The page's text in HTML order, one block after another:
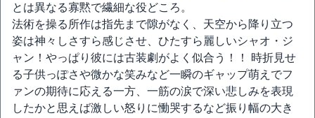
とは異なる寡黙で繊細な役どころ。
法術を操る所作は指先まで隙がなく、天空から降り立つ
姿は神々しさすら感じさせ、ひたすら麗しいシャオ・ジ
ャン！やっぱり彼には古装劇がよく似合う！！ 時折見せ
る子供っぽさや微かな笑みなど一瞬のギャップ萌えでフ
ァンの期待に応える一方、一筋の涙で深い悲しみを表現
したかと思えば激しい怒りに慟哭するなど振り幅の大き